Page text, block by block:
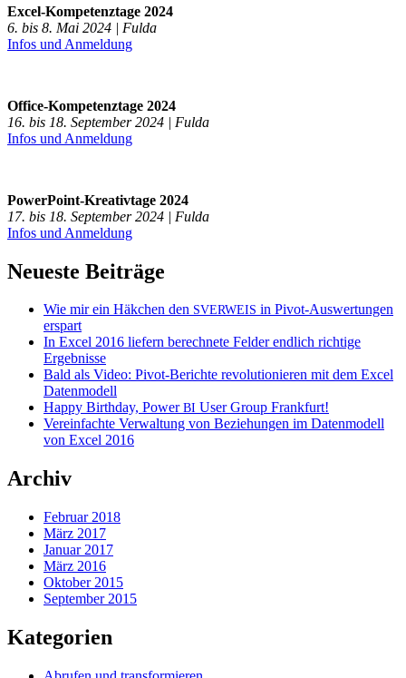
Excel-Kompetenztage 2024
6. bis 8. Mai 2024 | Fulda
Infos und Anmeldung
Office-Kompetenztage 2024
16. bis 18. September 2024 | Fulda
Infos und Anmeldung
PowerPoint-Kreativtage 2024
17. bis 18. September 2024 | Fulda
Infos und Anmeldung
Neueste Beiträge
Wie mir ein Häkchen den SVERWEIS in Pivot-Auswertungen
erspart
In Excel 2016 liefern berechnete Felder endlich richtige
Ergebnisse
Bald als Video: Pivot-Berichte revolutionieren mit dem Excel
Datenmodell
Happy Birthday, PowerBI User Group Frankfurt!
Vereinfachte Verwaltung von Beziehungen im Datenmodell
von Excel 2016
Archiv
Februar 2018
März 2017
Januar 2017
März 2016
Oktober 2015
September 2015
Kategorien